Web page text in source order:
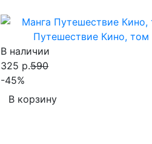
Путешествие Кино, том
В наличии
325 р.590
-45%
В корзину